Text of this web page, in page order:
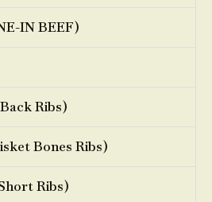
IN BEEF)
Ribs)
Bones Ribs)
Ribs)